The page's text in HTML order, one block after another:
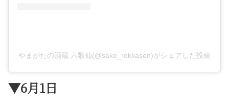
やまがたの酒蔵 六歌仙(@sake_rokkasen)がシェアした投稿
▼6月1日